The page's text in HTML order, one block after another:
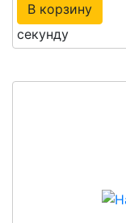
В корзину
секунду